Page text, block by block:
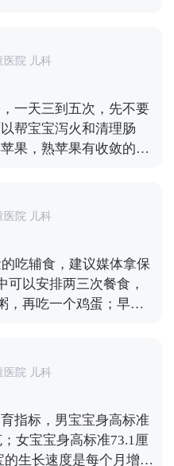
的花鱼末菜面。午餐时
的母乳或者配方奶即
到晚上6点左右，可以
前让宝宝喝220ml奶
医院 儿科
一天三到五次，先不要
帮宝宝泻火和清理肠
果，熟苹果有收敛的功
，应该特别注意饮食，
他难以消化的食物。添
面条等食物，这些食物
医院 儿科
吃辅食，建议媒体拿保
可以安排两三次餐食，
，再吃一个鸡蛋；早饭
毫升，吃适量水果；
品和面条菜泥适量，吃
制品。
医院 儿科
指标，男宝宝身高标准
女宝宝身高标准73.1厘
生长速度是每个月增加